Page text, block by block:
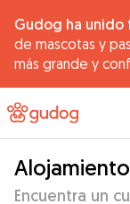
Gudog ha unido
de mascotas y
más grande y
Encuentra un